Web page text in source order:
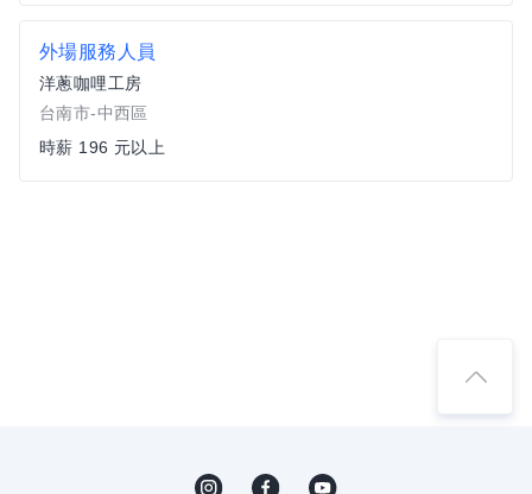
外場服務人員
洋蔥咖哩工房
台南市-中西區
時薪 196 元以上